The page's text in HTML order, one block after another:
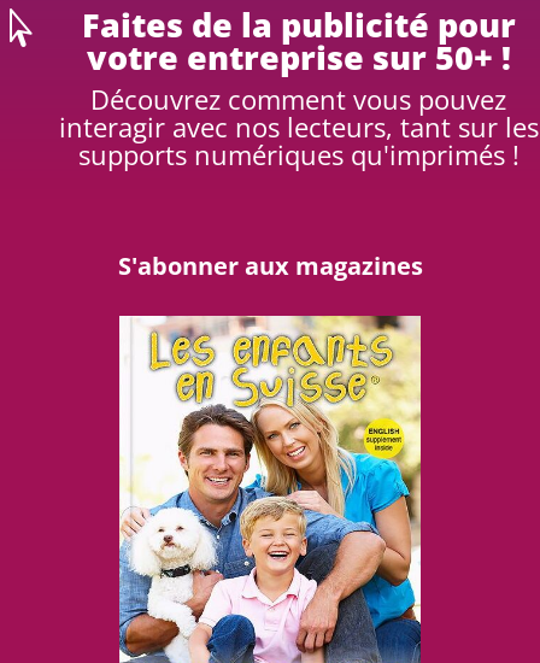
 Faites de la publicité pour
votre entreprise sur 50+ !
Découvrez comment vous pouvez
interagir avec nos lecteurs, tant sur les
supports numériques qu'imprimés !
S'abonner aux magazines